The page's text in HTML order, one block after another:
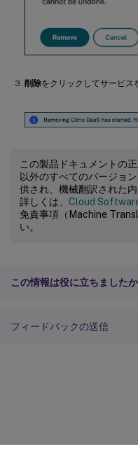
削除をクリックしてサービス
この製品ドキュメントの
以外のすべてのバージョ
供され、機械翻訳された
詳しくは、 Cloud
免責事項（Machine
い。
この情報は役に立ちました
フィードバックの送信